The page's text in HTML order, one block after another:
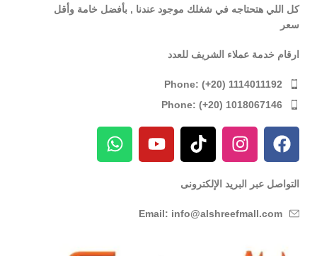
كل اللي هتحتاجه في شغلك موجود عندنا , بأفضل خامة وأقل
سعر
ارقام خدمة عملاء الشريف للعدد
Phone: (+20) 1114011192
Phone: (+20) 1018067146
التواصل عبر البريد الإلكترونى
Email: info@alshreefmall.com